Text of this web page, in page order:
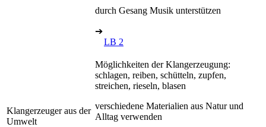
durch Gesang Musik unterstützen
➔
LB 2
Klangerzeuger aus der
Umwelt
Möglichkeiten der Klangerzeugung:
schlagen, reiben, schütteln, zupfen,
streichen, rieseln, blasen
verschiedene Materialien aus Natur und
Alltag verwenden